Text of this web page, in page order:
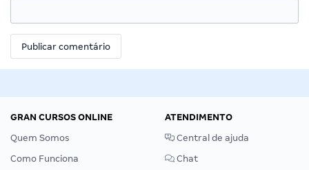
GRAN CURSOS ONLINE
Quem Somos
Como Funciona
ATENDIMENTO
Central de ajuda
Chat